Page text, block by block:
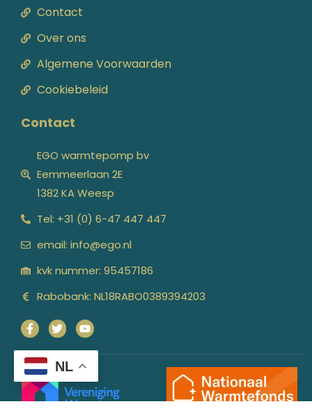
Contact
Over ons
Algemene Voorwaarden
Cookiebeleid
Contact
EGO warmtepomp bv
Eemmeerlaan 2E
1382 KA Weesp
Tel: +31 (0) 6-47 447 447
email: info@ego.nl
kvk nummer: 95457186
Rabobank: NL18RABO0389394203
NL